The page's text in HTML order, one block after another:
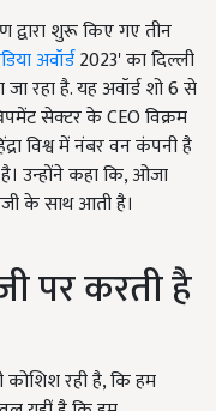
द्वारा शुरू किए गए तीन
अवॉर्ड2023' का दिल्ली
रहा है. यह अवॉर्ड शो 6 से
सेक्टर के CEO विक्रम
विश्व में नंबर वन कंपनी है
उन्होंने कहा कि, ओजा
के साथ आती है।
पर करती है
कोशिश रही है, कि हम